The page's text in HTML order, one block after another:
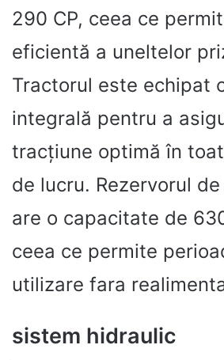
290 CP, ceea ce
eficientă a uneltelor
Tractorul este echipat
integrală pentru a
tracțiune optimă în
de lucru. Rezervorul
are o capacitate de
ceea ce permite
utilizare fara
sistem hidraulic